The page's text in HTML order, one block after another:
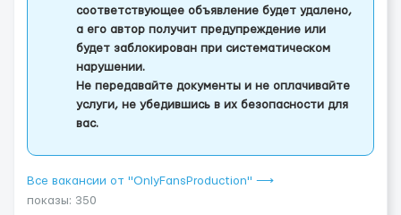
соответствующее объявление будет удалено,
а его автор получит предупреждение или
будет заблокирован при систематическом
нарушении.
Не передавайте документы и не оплачивайте
услуги, не убедившись в их безопасности для
вас.
Все вакансии от "OnlyFansProduction" ⟶
показы: 350